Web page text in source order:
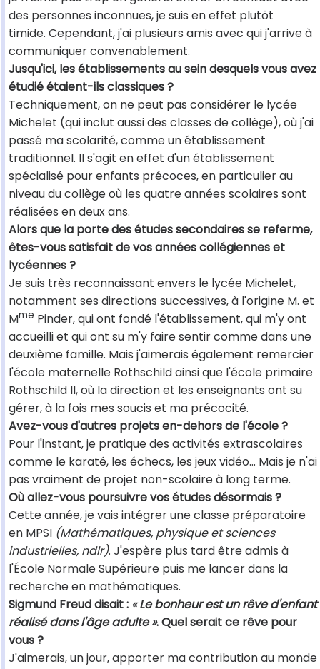
des personnes inconnues, je suis en effet plutôt
timide. Cependant, j'ai plusieurs amis avec qui j'arrive à
communiquer convenablement.
Jusqu'ici, les établissements au sein desquels vous avez
étudié étaient-ils classiques ?
Techniquement, on ne peut pas considérer le lycée
Michelet (qui inclut aussi des classes de collège), où j'ai
passé ma scolarité, comme un établissement
traditionnel. Il s'agit en effet d'un établissement
spécialisé pour enfants précoces, en particulier au
niveau du collège où les quatre années scolaires sont
réalisées en deux ans.
Alors que la porte des études secondaires se referme,
êtes-vous satisfait de vos années collégiennes et
lycéennes ?
Je suis très reconnaissant envers le lycée Michelet,
notamment ses directions successives, à l'origine M. et
Mme Pinder, qui ont fondé l'établissement, qui m'y ont
accueilli et qui ont su m'y faire sentir comme dans une
deuxième famille. Mais j'aimerais également remercier
l'école maternelle Rothschild ainsi que l'école primaire
Rothschild II, où la direction et les enseignants ont su
gérer, à la fois mes soucis et ma précocité.
Avez-vous d'autres projets en-dehors de l'école ?
Pour l'instant, je pratique des activités extrascolaires
comme le karaté, les échecs, les jeux vidéo... Mais je n'ai
pas vraiment de projet non-scolaire à long terme.
Où allez-vous poursuivre vos études désormais ?
Cette année, je vais intégrer une classe préparatoire
en MPSI (Mathématiques, physique et sciences
industrielles, ndlr). J'espère plus tard être admis à
l'École Normale Supérieure puis me lancer dans la
recherche en mathématiques.
Sigmund Freud disait : « Le bonheur est un rêve d'enfant
réalisé dans l'âge adulte ». Quel serait ce rêve pour
vous ?
J'aimerais, un jour, apporter ma contribution au monde